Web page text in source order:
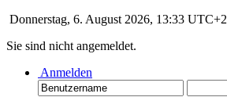
Donnerstag, 6. August 2026, 13:33 UTC+2
Sie sind nicht angemeldet.
Anmelden